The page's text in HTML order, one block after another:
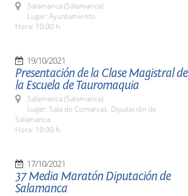
Salamanca (Salamanca)
Lugar: Ayuntamiento
Hora: 10:00 h.
19/10/2021
Presentación de la Clase Magistral de
la Escuela de Tauromaquia
Salamanca (Salamanca)
Lugar: Sala de Comarcas. Diputación de
Salamanca
Hora: 10:00 h.
17/10/2021
37 Media Maratón Diputación de
Salamanca